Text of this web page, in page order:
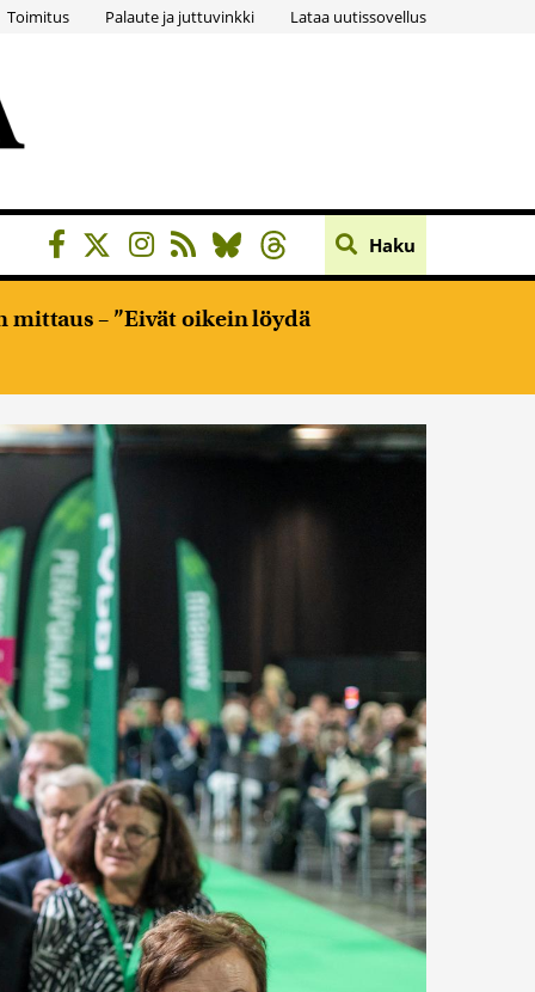
Toimitus Palaute ja juttuvinkki Lataa uutissovellus
Haku
mittaus – ”Eivät oikein löydä